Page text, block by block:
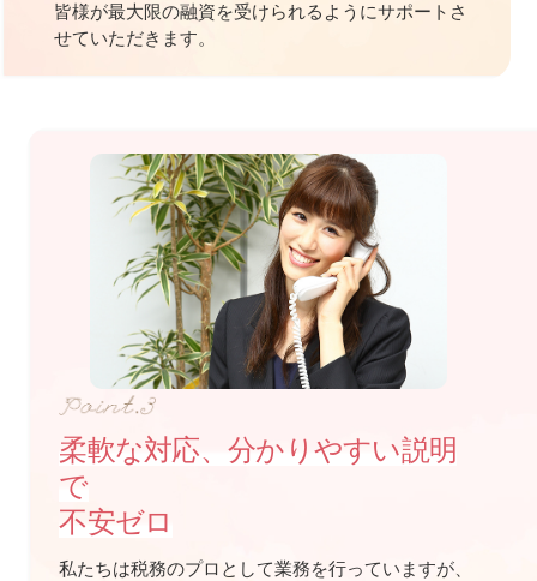
皆様が最大限の融資を受けられるようにサポートさ
せていただきます。
柔軟な対応、分かりやすい説明
で
不安ゼロ
私たちは税務のプロとして業務を行っていますが、